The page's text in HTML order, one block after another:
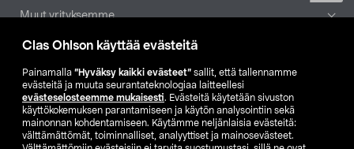
Clas Ohlson käyttää evästeitä
Painamalla ”Hyväksy kaikki evästeet” sallit, että tallennamme
evästeitä ja muuta seurantateknologiaa laitteellesi
evästeselosteemme mukaisesti. Evästeitä käytetään sivuston
käyttökokemuksen parantamiseen ja käytön analysointiin sekä
mainonnan kohdentamiseen. Käytämme neljänlaisia evästeitä:
välttämättömät, toiminnalliset, analyyttiset ja mainosevästeet.
Muut yrityksemme
Etsi myymälä
SE NO FI
FI SV